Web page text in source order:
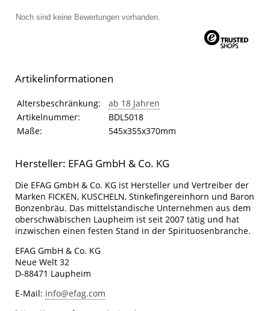
Noch sind keine Bewertungen vorhanden.
Artikelinformationen
Artikelinformationen
Eigenschaft Wert
Altersbeschränkung:
ab 18 Jahren
Artikelnummer:
BDL5018
Maße:
545x355x370mm
Hersteller: EFAG GmbH & Co. KG
Die EFAG GmbH & Co. KG ist Hersteller und Vertreiber der
Marken FICKEN, KUSCHELN, Stinkefingereinhorn und Baron
Bonzenbräu. Das mittelständische Unternehmen aus dem
oberschwäbischen Laupheim ist seit 2007 tätig und hat
inzwischen einen festen Stand in der Spirituosenbranche.
EFAG GmbH & Co. KG
Neue Welt 32
D-88471 Laupheim
E-Mail: info@efag.com